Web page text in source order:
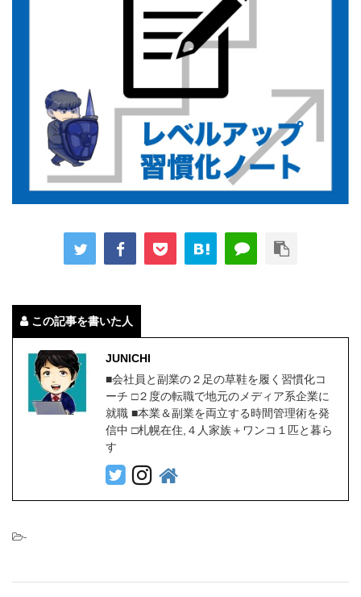
この記事を書いた人
JUNICHI
■会社員と副業の２足の草鞋を履く習慣化コ
ーチ □２度の転職で地元のメディア系企業に
就職 ■本業＆副業を両立する時間管理術を発
信中 □札幌在住,４人家族＋ワンコ１匹と暮ら
す
-